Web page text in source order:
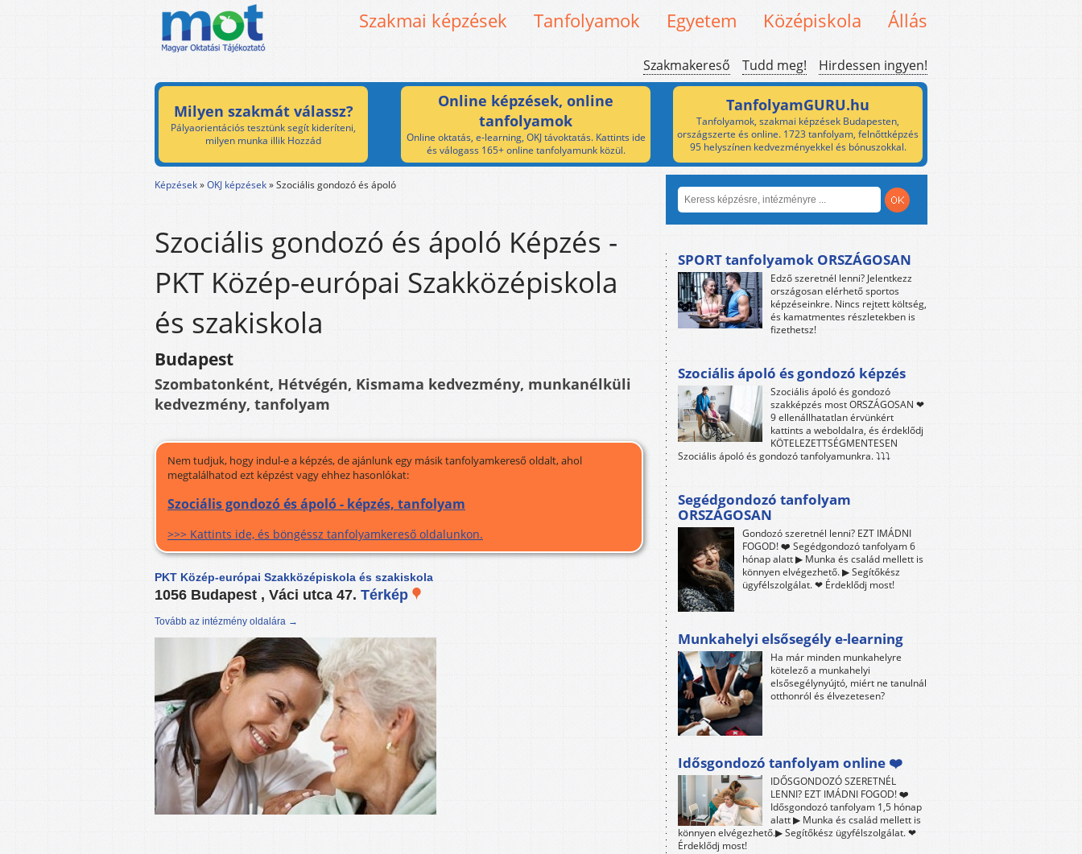
Szakmai képzések Tanfolyamok Egyetem Középiskola Állás
Szakmakereső Tudd meg! Hirdessen ingyen!
Milyen szakmát válassz?
Pályaorientációs tesztünk segít kideríteni,
milyen munka illik Hozzád
Online képzések, online
tanfolyamok
Online oktatás, e-learning, OKJ távoktatás. Kattints ide
és válogass 165+ online tanfolyamunk közül.
TanfolyamGURU.hu
Tanfolyamok, szakmai képzések Budapesten,
országszerte és online. 1723 tanfolyam, felnőttképzés
95 helyszínen kedvezményekkel és bónuszokkal.
Képzések»OKJ képzések»Szociális gondozó és ápoló
Szociális gondozó és ápoló Képzés -
PKT Közép-európai Szakközépiskola
és szakiskola
Budapest
Szombatonként, Hétvégén, Kismama kedvezmény, munkanélküli
kedvezmény, tanfolyam
Nem tudjuk, hogy indul-e a képzés, de ajánlunk egy másik tanfolyamkereső oldalt, ahol
megtalálhatod ezt képzést vagy ehhez hasonlókat:
Szociális gondozó és ápoló - képzés, tanfolyam
>>> Kattints ide, és böngéssz tanfolyamkereső oldalunkon.
PKT Közép-európai Szakközépiskola és szakiskola
1056 Budapest , Váci utca 47. Térkép
Tovább az intézmény oldalára →
SPORT tanfolyamok ORSZÁGOSAN
Edző szeretnél lenni? Jelentkezz
országosan elérhető sportos
képzéseinkre. Nincs rejtett költség,
és kamatmentes részletekben is
fizethetsz!
Szociális ápoló és gondozó képzés
Szociális ápoló és gondozó
szakképzés most ORSZÁGOSAN ❤
9 ellenállhatatlan érvünkért
kattints a weboldalra, és érdeklődj
KÖTELEZETTSÉGMENTESEN
Szociális ápoló és gondozó tanfolyamunkra. ⤵⤵⤵
Segédgondozó tanfolyam
ORSZÁGOSAN
Gondozó szeretnél lenni? EZT IMÁDNI
FOGOD! ❤️ Segédgondozó tanfolyam 6
hónap alatt ▶ Munka és család mellett is
könnyen elvégezhető. ▶ Segítőkész
ügyfélszolgálat. ❤ Érdeklődj most!
Munkahelyi elsősegély e-learning
Ha már minden munkahelyre
kötelező a munkahelyi
elsősegélynyújtó, miért ne tanulnál
otthonról és élvezetesen?
Idősgondozó tanfolyam online ❤️
IDŐSGONDOZÓ SZERETNÉL
LENNI? EZT IMÁDNI FOGOD! ❤️
Idősgondozó tanfolyam 1,5 hónap
alatt ▶ Munka és család mellett is
könnyen elvégezhető.▶ Segítőkész ügyfélszolgálat. ❤
Érdeklődj most!